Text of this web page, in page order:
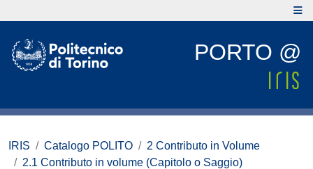
PORTO @
IRIS Catalogo POLITO
2 Contributo in Volume
2.1 Contributo in volume (Capitolo o Saggio)